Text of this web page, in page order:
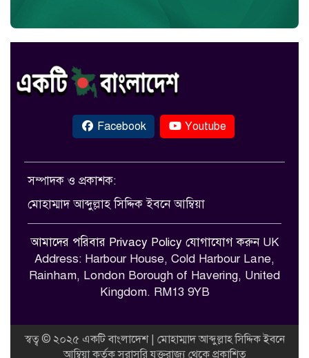
Facebook Youtube
সম্পাদক ও প্রকাশক:
মোহাম্মাদ আব্দুল্লাহ সিদ্দিক ইবনে আম্বিয়া
আমাদের পরিবার Privacy Policy যোগাযোগ করুনUK
Address: Harbour House, Cold Harbour Lane,
Rainham, London Borough of Havering, United
Kingdom. RM13 9YB
স্বত্ব © ২০২৫ একটি বাংলাদেশ | মোহাম্মাদ আব্দুল্লাহ সিদ্দিক ইবনে
আম্বিয়া কর্তৃক সরাসরি যুক্তরাজ্য থেকে প্রকাশিত